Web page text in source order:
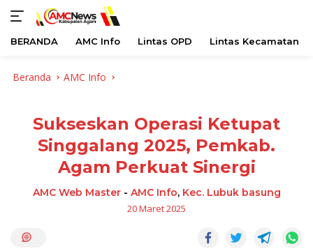
BERANDA AMC Info Lintas OPD Lintas Kecamatan
Beranda AMC Info
Sukseskan Operasi Ketupat
Singgalang 2025, Pemkab.
Agam Perkuat Sinergi
AMC Web Master- AMC Info, Kec. Lubuk basung
20 Maret 2025